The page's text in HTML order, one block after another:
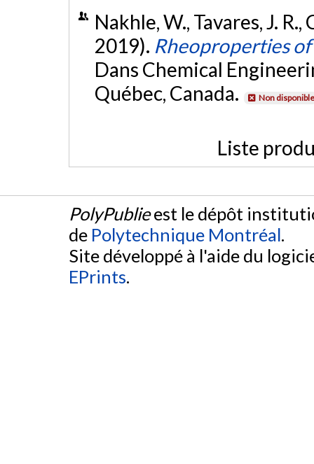
Nakhle, W., Tavares, J.
2019). Rheoproperties
Dans Chemical
Québec, Canada.
Non disponible
Liste
PolyPublieest le dépôt
de Polytechnique Montréal.
Site développé à l'aide du
EPrints.